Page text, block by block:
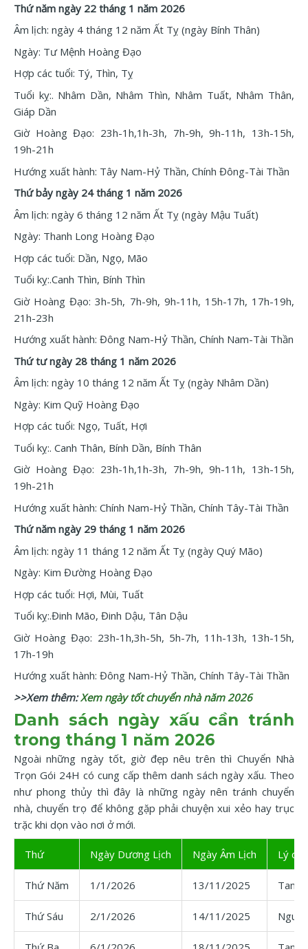
Thứ năm ngày 22 tháng 1 năm 2026
Âm lịch: ngày 4 tháng 12 năm Ất Tỵ (ngày Bính Thân)
Ngày: Tư Mệnh Hoàng Đạo
Hợp các tuổi: Tý, Thìn, Tỵ
Tuổi kỵ:. Nhâm Dần, Nhâm Thìn, Nhâm Tuất, Nhâm Thân,
Giáp Dần
Giờ Hoàng Đạo: 23h-1h,1h-3h, 7h-9h, 9h-11h, 13h-15h,
19h-21h
Hướng xuất hành: Tây Nam-Hỷ Thần, Chính Đông-Tài Thần
Thứ bảy ngày 24 tháng 1 năm 2026
Âm lịch: ngày 6 tháng 12 năm Ất Tỵ (ngày Mậu Tuất)
Ngày: Thanh Long Hoàng Đạo
Hợp các tuổi: Dần, Ngọ, Mão
Tuổi kỵ:.Canh Thìn, Bính Thìn
Giờ Hoàng Đạo: 3h-5h, 7h-9h, 9h-11h, 15h-17h, 17h-19h,
21h-23h
Hướng xuất hành: Đông Nam-Hỷ Thần, Chính Nam-Tài Thần
Thứ tư ngày 28 tháng 1 năm 2026
Âm lịch: ngày 10 tháng 12 năm Ất Tỵ (ngày Nhâm Dần)
Ngày: Kim Quỹ Hoàng Đạo
Hợp các tuổi: Ngọ, Tuất, Hợi
Tuổi kỵ:. Canh Thân, Bính Dần, Bính Thân
Giờ Hoàng Đạo: 23h-1h,1h-3h, 7h-9h, 9h-11h, 13h-15h,
19h-21h
Hướng xuất hành: Chính Nam-Hỷ Thần, Chính Tây-Tài Thần
Thứ năm ngày 29 tháng 1 năm 2026
Âm lịch: ngày 11 tháng 12 năm Ất Tỵ (ngày Quý Mão)
Ngày: Kim Đường Hoàng Đạo
Hợp các tuổi: Hợi, Mùi, Tuất
Tuổi kỵ:.Đinh Mão, Đinh Dậu, Tân Dậu
Giờ Hoàng Đạo: 23h-1h,3h-5h, 5h-7h, 11h-13h, 13h-15h,
17h-19h
Hướng xuất hành: Đông Nam-Hỷ Thần, Chính Tây-Tài Thần
>>Xem thêm:Xem ngày tốt chuyển nhà năm 2026
Danh sách ngày xấu cần tránh
trong tháng 1 năm 2026
Ngoài những ngày tốt, giờ đẹp nêu trên thì Chuyển Nhà
Trọn Gói 24H có cung cấp thêm danh sách ngày xấu. Theo
như phong thủy thì đây là những ngày nên tránh chuyển
nhà, chuyển trọ để không gặp phải chuyện xui xẻo hay trục
trặc khi dọn vào nơi ở mới.
Thứ Ngày Dương Lịch Ngày Âm Lịch Lý do
Thứ Năm 1/1/2026 13/11/2025 Tam
Thứ Sáu 2/1/2026 14/11/2025